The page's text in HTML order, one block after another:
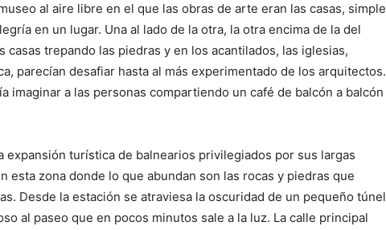
al aire libre en el que las obras de arte eran las casas, simple
en un lugar. Una al lado de la otra, la otra encima de la del
casas trepando las piedras y en los acantilados, las iglesias,
parecían desafiar hasta al más experimentado de los arquitectos.
imaginar a las personas compartiendo un café de balcón a balcón
expansión turística de balnearios privilegiados por sus largas
esta zona donde lo que abundan son las rocas y piedras que
Desde la estación se atraviesa la oscuridad de un pequeño túnel
al paseo que en pocos minutos sale a la luz. La calle principal